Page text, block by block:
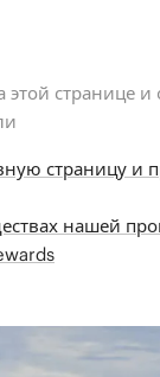
этой странице и
страницу и
нашей